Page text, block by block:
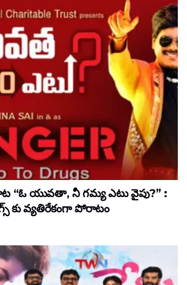
“ఓ యువతా, నీ గమ్య ఎటు వైపు?” :
కు వ్యతిరేకంగా పోరాటం